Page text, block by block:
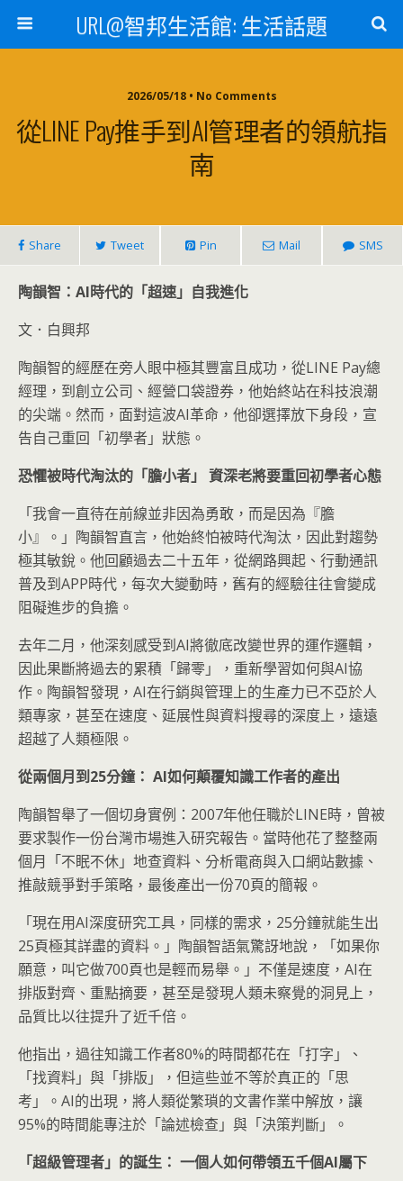
URL@智邦生活館: 生活話題
2026/05/18 • No Comments
從LINE Pay推手到AI管理者的領航指
南
Share Tweet Pin Mail SMS
陶韻智：AI時代的「超速」自我進化
文．白興邦
陶韻智的經歷在旁人眼中極其豐富且成功，從LINE Pay總
經理，到創立公司、經營口袋證券，他始終站在科技浪潮
的尖端。然而，面對這波AI革命，他卻選擇放下身段，宣
告自己重回「初學者」狀態。
恐懼被時代淘汰的「膽小者」 資深老將要重回初學者心態
「我會一直待在前線並非因為勇敢，而是因為『膽
小』。」陶韻智直言，他始終怕被時代淘汰，因此對趨勢
極其敏銳。他回顧過去二十五年，從網路興起、行動通訊
普及到APP時代，每次大變動時，舊有的經驗往往會變成
阻礙進步的負擔。
去年二月，他深刻感受到AI將徹底改變世界的運作邏輯，
因此果斷將過去的累積「歸零」，重新學習如何與AI協
作。陶韻智發現，AI在行銷與管理上的生產力已不亞於人
類專家，甚至在速度、延展性與資料搜尋的深度上，遠遠
超越了人類極限。
從兩個月到25分鐘： AI如何顛覆知識工作者的產出
陶韻智舉了一個切身實例：2007年他任職於LINE時，曾被
要求製作一份台灣市場進入研究報告。當時他花了整整兩
個月「不眠不休」地查資料、分析電商與入口網站數據、
推敲競爭對手策略，最後產出一份70頁的簡報。
「現在用AI深度研究工具，同樣的需求，25分鐘就能生出
25頁極其詳盡的資料。」陶韻智語氣驚訝地說，「如果你
願意，叫它做700頁也是輕而易舉。」不僅是速度，AI在
排版對齊、重點摘要，甚至是發現人類未察覺的洞見上，
品質比以往提升了近千倍。
他指出，過往知識工作者80%的時間都花在「打字」、
「找資料」與「排版」，但這些並不等於真正的「思
考」。AI的出現，將人類從繁瑣的文書作業中解放，讓
95%的時間能專注於「論述檢查」與「決策判斷」。
「超級管理者」的誕生： 一個人如何帶領五千個AI屬下